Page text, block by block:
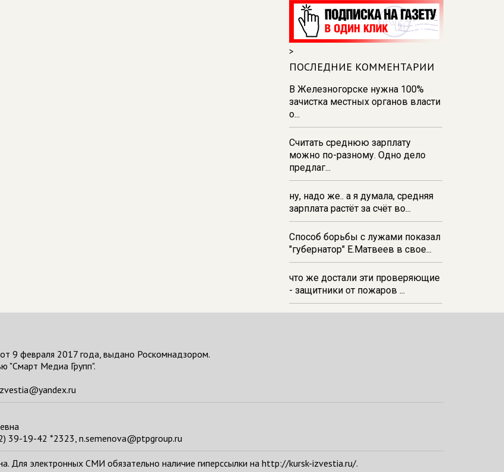
Карла Маркса
12:17
В Курске прокуратура
добивается возмещения для
девочки - подростка ущерба за
побои
11:58В Курской области
обрушившаяся стена повлекла
возбуждение уголовного дела в
отношении ИП
11:52В Курске прокуратура
добивается выплаты более 1 млн
рублей зарплаты 32-м
работникам
>
ПОСЛЕДНИЕ КОММЕНТАРИИ
В Железногорске нужна 100%
зачистка местных органов власти
о...
Считать среднюю зарплату
можно по-разному. Одно дело
предлаг...
ну, надо же.. а я думала, средняя
зарплата растёт за счёт во...
Способ борьбы с лужами показал
"губернатор" Е.Матвеев в свое...
что же достали эти проверяющие
- защитники от пожаров ...
9 февраля 2017 года, выдано Роскомнадзором.
"Смарт Медиа Групп".
39-19-42 *2323, n.semenova@ptpgroup.ru
Для электронных СМИ обязательно наличие гиперссылки на http://kursk-izvestia.ru/.